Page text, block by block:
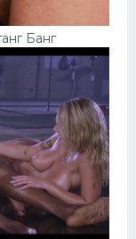
Банг